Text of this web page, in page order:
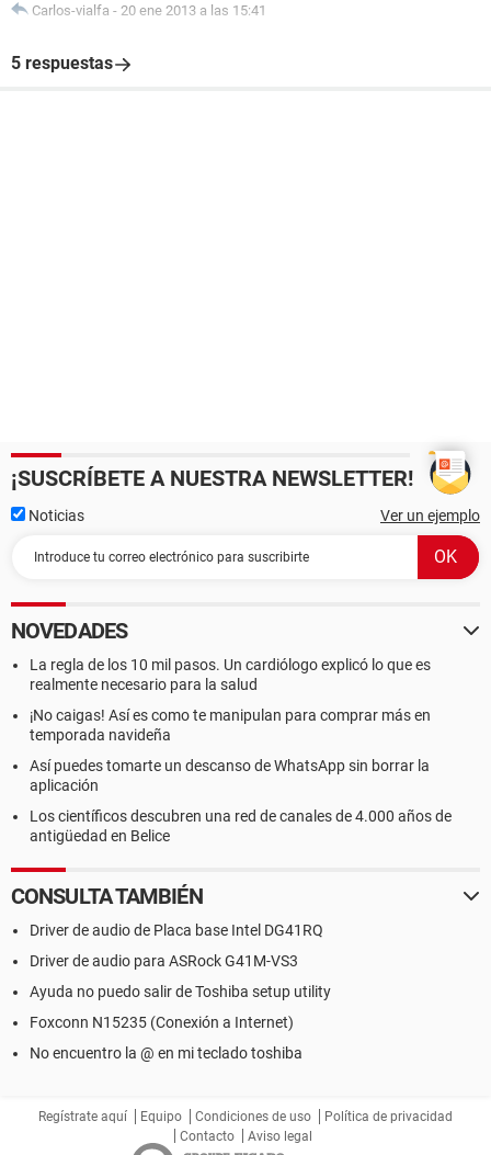
Carlos-vialfa - 20 ene 2013 a las 15:41
5 respuestas
¡SUSCRÍBETE A NUESTRA NEWSLETTER!
Noticias Ver un ejemplo
NOVEDADES
La regla de los 10 mil pasos. Un cardiólogo explicó lo que es
realmente necesario para la salud
¡No caigas! Así es como te manipulan para comprar más en
temporada navideña
Así puedes tomarte un descanso de WhatsApp sin borrar la
aplicación
Los científicos descubren una red de canales de 4.000 años de
antigüedad en Belice
CONSULTA TAMBIÉN
Driver de audio de Placa base Intel DG41RQ
Driver de audio para ASRock G41M-VS3
Ayuda no puedo salir de Toshiba setup utility
Foxconn N15235 (Conexión a Internet)
No encuentro la @ en mi teclado toshiba
Regístrate aquí Equipo Condiciones de uso
Política de privacidad
Contacto
Aviso legal